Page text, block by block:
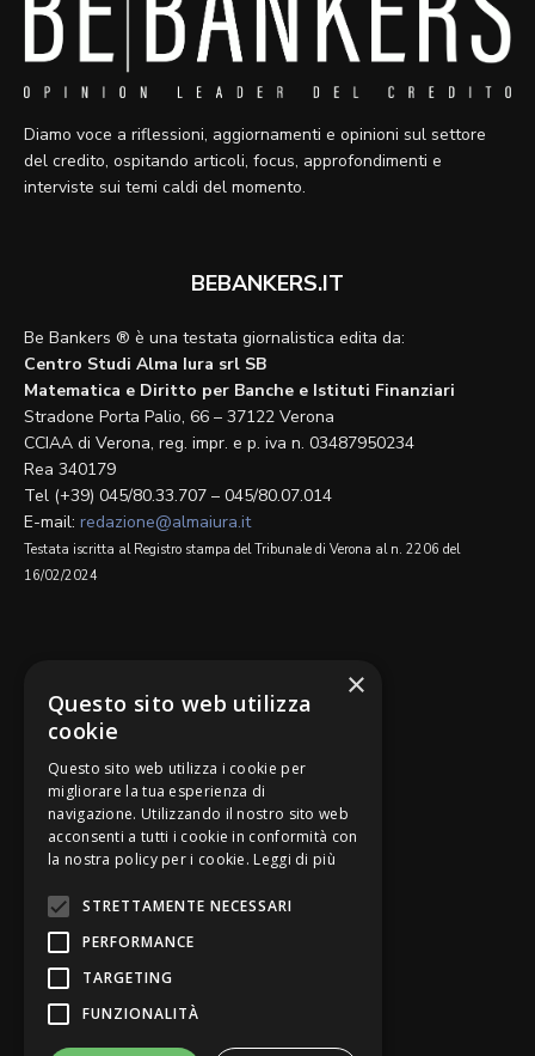
Diamo voce a riflessioni, aggiornamenti e opinioni sul settore
del credito, ospitando articoli, focus, approfondimenti e
interviste sui temi caldi del momento.
BEBANKERS.IT
Be Bankers ® è una testata giornalistica edita da:
Centro Studi Alma Iura srl SB
Matematica e Diritto per Banche e Istituti Finanziari
Stradone Porta Palio, 66 – 37122 Verona
CCIAA di Verona, reg. impr. e p. iva n. 03487950234
Rea 340179
Tel (+39) 045/80.33.707 – 045/80.07.014
E-mail: redazione@almaiura.it
Testata iscritta al Registro stampa del Tribunale di Verona al n. 2206 del
16/02/2024
Be Bankers è ideato da
×
Questo sito web utilizza
cookie
Questo sito web utilizza i cookie per
migliorare la tua esperienza di
navigazione. Utilizzando il nostro sito web
acconsenti a tutti i cookie in conformità con
la nostra policy per i cookie. Leggi di più
STRETTAMENTE NECESSARI
PERFORMANCE
TARGETING
FUNZIONALITÀ